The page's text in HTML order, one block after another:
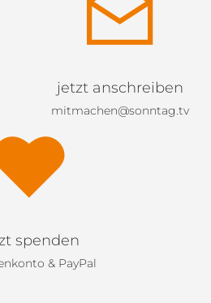
jetzt anschreiben
mitmachen@sonntag.tv
spenden
& PayPal